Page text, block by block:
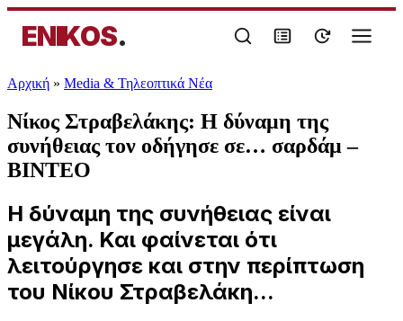
ENIKOS.
Αρχική » Media & Τηλεοπτικά Νέα
Νίκος Στραβελάκης: Η δύναμη της
συνήθειας τον οδήγησε σε… σαρδάμ –
ΒΙΝΤΕΟ
Η δύναμη της συνήθειας είναι
μεγάλη. Και φαίνεται ότι
λειτούργησε και στην περίπτωση
του Νίκου Στραβελάκη...